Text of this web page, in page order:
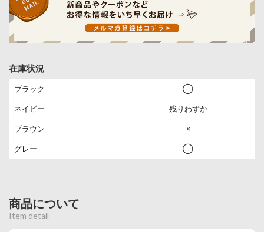
在庫状況
ブラック ◯
ネイビー 残りわずか
ブラウン ×
グレー ◯
商品について
Item detail